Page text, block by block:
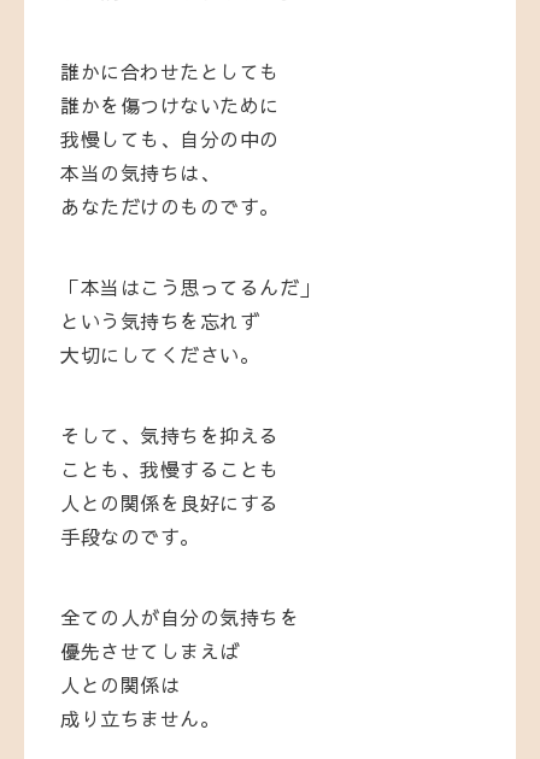
誰かに合わせたとしても
誰かを傷つけないために
我慢しても、自分の中の
本当の気持ちは、
あなただけのものです。
「本当はこう思ってるんだ」
という気持ちを忘れず
大切にしてください。
そして、気持ちを抑える
ことも、我慢することも
人との関係を良好にする
手段なのです。
全ての人が自分の気持ちを
優先させてしまえば
人との関係は
成り立ちません。